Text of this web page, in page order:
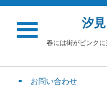
汐
春には街がピンク
お問い合わせ
02:00
03:00